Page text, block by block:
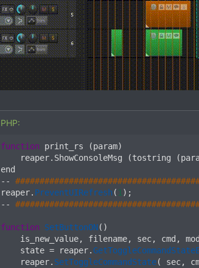
PHP:
function print_rs (param)
    reaper
. ShowConsoleMsg (tostring (
--
reaper. PreventUIRefresh ( 1) ;
--
function SetButtonON( )
    is_new_value
, filename, sec, cmd ,
    state
= reaper.
    reaper
. SetToggleCommandState( sec,